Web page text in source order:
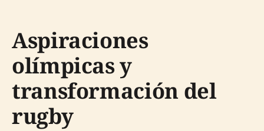
Aspiraciones
olímpicas y
transformación del
rugby